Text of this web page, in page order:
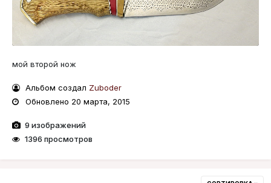
мой второй нож
Альбом создал Zuboder
Обновлено 20 марта, 2015
9 изображений
1396 просмотров